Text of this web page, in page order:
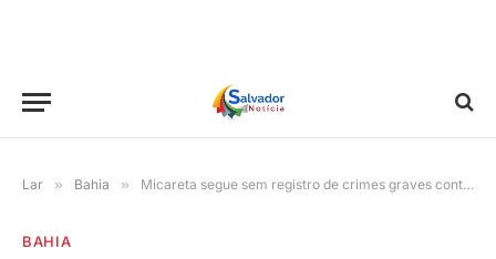
Lar » Bahia » Micareta segue sem registro de crimes graves contra a vida
BAHIA